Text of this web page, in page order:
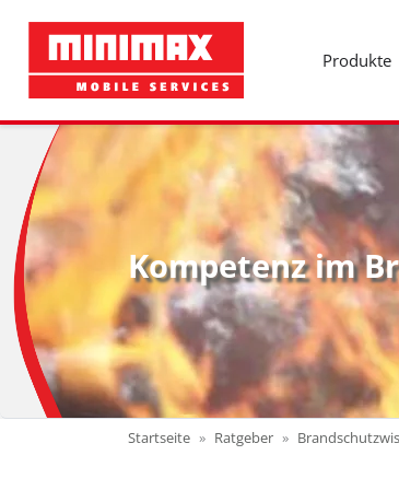
Produkte
Kompetenz im
Startseite Ratgeber